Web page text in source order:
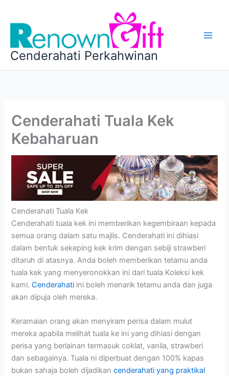
content
Cenderahati Perkahwinan
Cenderahati Tuala Kek
Kebaharuan
Cenderahati Tuala Kek
Cenderahati tuala kek ini memberikan kegembiraan kepada
semua orang dalam satu majlis. Cenderahati ini dihiasi
dalam bentuk sekeping kek krim dengan sebiji strawberi
ditaruh di atasnya. Anda boleh memberikan tetamu anda
tuala kek yang menyeronokkan ini dari tuala Koleksi kek
kami.Cenderahati ini boleh menarik tetamu anda dan juga
akan dipuja oleh mereka.
Keramaian orang akan menyiram perisa dalam mulut
mereka apabila melihat tuala ke ini yang dihiasi dengan
perisa yang berlainan termasuk coklat, vanila, strawberi
dan sebagainya. Tuala ni diperbuat dengan 100% kapas
bukan sahaja boleh dijadikancenderahati yang praktikal